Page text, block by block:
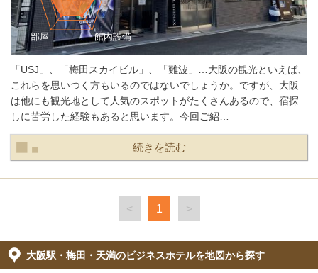
「USJ」、「梅田スカイビル」、「難波」…大阪の観光といえば、
これらを思いつく方もいるのではないでしょうか。ですが、大阪
は他にも観光地として人気のスポットがたくさんあるので、宿探
しに苦労した経験もあると思います。今回ご紹…
続きを読む
< 1 >
大阪駅・梅田・天満のビジネスホテルを地図から探す